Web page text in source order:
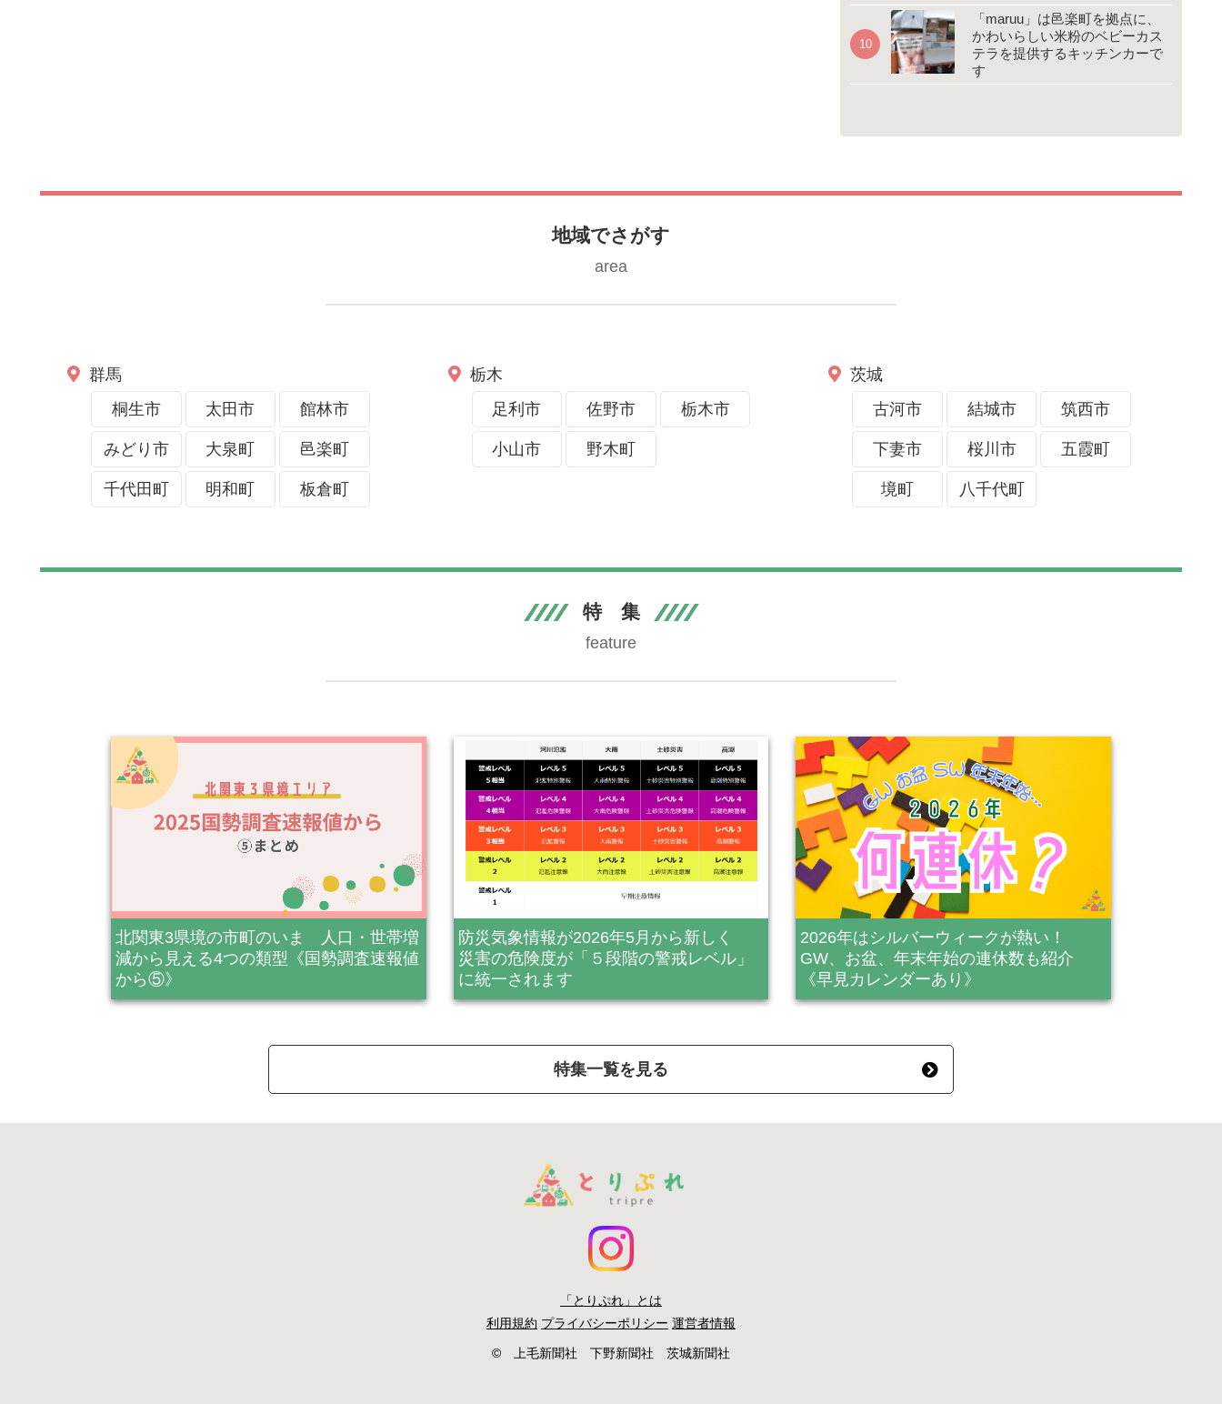
「maruu」は邑楽町を拠点に、
かわいらしい米粉のベビーカス
テラを提供するキッチンカーで
す
地域でさがす
area
群馬
桐生市
太田市 館林市
みどり市 大泉町 邑楽町
千代田町 明和町 板倉町
栃木
足利市
佐野市 栃木市
小山市 野木町
茨城
古河市
結城市 筑西市
下妻市 桜川市 五霞町
境町 八千代町
特 集
feature
北関東3県境の市町のいま 人口・世帯増
減から見える4つの類型《国勢調査速報値
から⑤》
防災気象情報が2026年5月から新しく
災害の危険度が「５段階の警戒レベル」
に統一されます
2026年はシルバーウィークが熱い！
GW、お盆、年末年始の連休数も紹介
《早見カレンダーあり》
特集一覧を見る
「とりぷれ」とは
利用規約 プライバシーポリシー 運営者情報
© 上毛新聞社 下野新聞社 茨城新聞社